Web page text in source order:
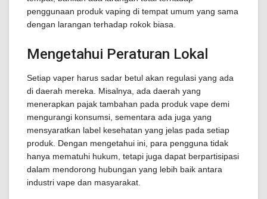
penggunaan produk vaping di tempat umum yang sama
dengan larangan terhadap rokok biasa.
Mengetahui Peraturan Lokal
Setiap vaper harus sadar betul akan regulasi yang ada
di daerah mereka. Misalnya, ada daerah yang
menerapkan pajak tambahan pada produk vape demi
mengurangi konsumsi, sementara ada juga yang
mensyaratkan label kesehatan yang jelas pada setiap
produk. Dengan mengetahui ini, para pengguna tidak
hanya mematuhi hukum, tetapi juga dapat berpartisipasi
dalam mendorong hubungan yang lebih baik antara
industri vape dan masyarakat.